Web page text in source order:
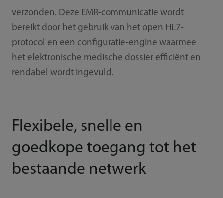
verzonden. Deze EMR-communicatie wordt
bereikt door het gebruik van het open HL7-
protocol en een configuratie-engine waarmee
het elektronische medische dossier efficiënt en
rendabel wordt ingevuld.
Flexibele, snelle en
goedkope toegang tot het
bestaande netwerk